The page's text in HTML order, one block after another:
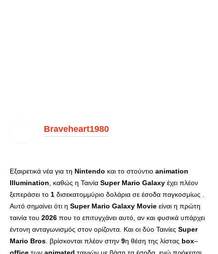
Braveheart1980
Εξαιρετικά νέα για τη Nintendo και το στούντιο animation
Illumination , καθώς η Ταινία Super Mario Galaxy έχει πλέον
ξεπεράσει το 1 δισεκατομμύριο δολάρια σε έσοδα παγκοσμίως .
Αυτό σημαίνει ότι η Super Mario Galaxy Movie είναι η πρώτη
ταινία του 2026 που το επιτυγχάνει αυτό, αν και φυσικά υπάρχει
έντονη ανταγωνισμός στον ορίζοντα. Και οι δύο Ταινίες Super
Mario Bros . βρίσκονται πλέον στην 9η θέση της λίστας box–
office των animated ταινιών με βάση τα έσοδα, ενώ πρόκειται